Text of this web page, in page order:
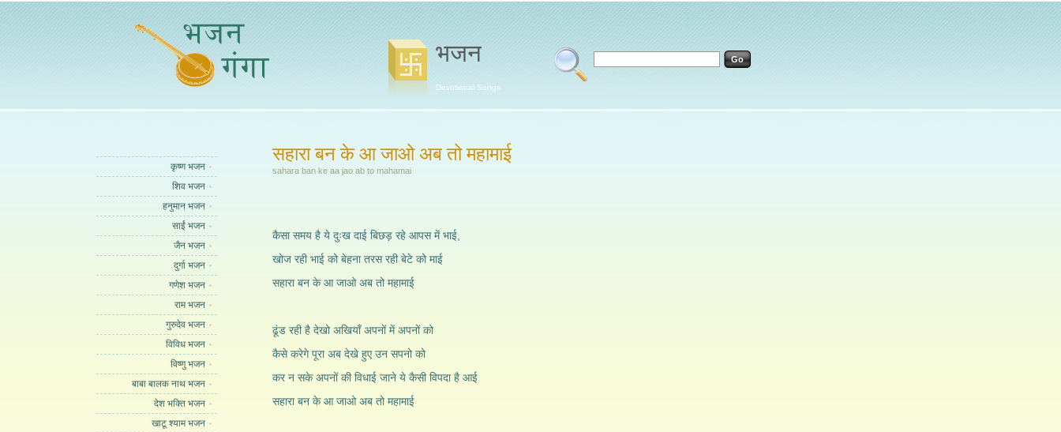
भजन
Devotional Songs
कृष्ण भजन
शिव भजन
हनुमान भजन
साईं भजन
जैन भजन
दुर्गा भजन
गणेश भजन
राम भजन
गुरुदेव भजन
विविध भजन
विष्णु भजन
बाबा बालक नाथ भजन
देश भक्ति भजन
खाटू श्याम भजन
सहारा बन के आ जाओ अब तो महामाई
sahara ban ke aa jao ab to mahamai
कैसा समय है ये दुःख दाई बिछड़ रहे आपस में भाई,
खोज रही भाई को बेहना तरस रही बेटे को माई
सहारा बन के आ जाओ अब तो महामाई
ढूंड रही है देखो अखियाँ अपनों में अपनों को
कैसे करेगे पूरा अब देखे हुए उन सपनो को
कर न सके अपनों की विधाई जाने ये कैसी विपदा है आई
सहारा बन के आ जाओ अब तो महामाई